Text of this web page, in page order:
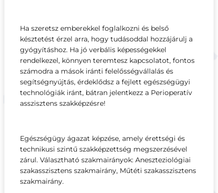
Ha szeretsz emberekkel foglalkozni és belső
késztetést érzel arra, hogy tudásoddal hozzájárulj a
gyógyításhoz. Ha jó verbális képességekkel
rendelkezel, könnyen teremtesz kapcsolatot, fontos
számodra a mások iránti felelősségvállalás és
segítségnyújtás, érdeklődsz a fejlett egészségügyi
technológiák iránt, bátran jelentkezz a Perioperatív
asszisztens szakképzésre!
Egészségügy ágazat képzése, amely érettségi és
technikusi szintű szakképzettség megszerzésével
zárul. Választható szakmairányok: Aneszteziológiai
szakasszisztens szakmairány, Műtéti szakasszisztens
szakmairány.